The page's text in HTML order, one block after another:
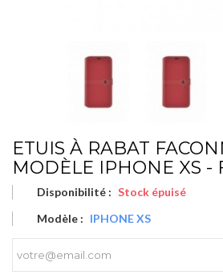
ETUIS À RABAT
MODÈLE IPHONE XS -
Disponibilité : Stock épuisé
Modèle : IPHONE XS